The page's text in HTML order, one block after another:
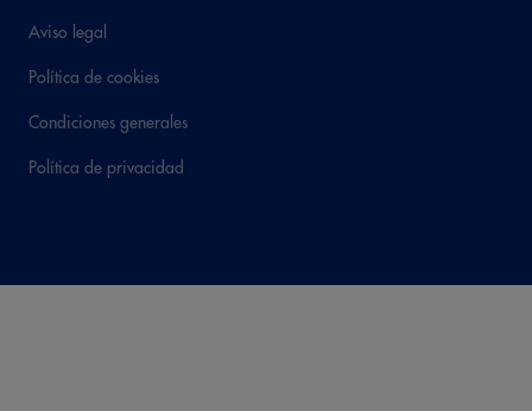
Aviso legal
Política de cookies
Condiciones generales
Política de privacidad